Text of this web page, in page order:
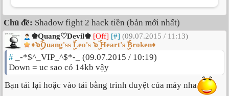
Chủ đề: Shadow fight 2 hack tiền (bản mới nhất)
♚Quang♡Devil♚ [Off] [#] (09.07.2015 / 11:13)
♦๖ۣۜQuang'ss ۣۜLeo's ๖ۣۜ Heart's ۣۜBroken♦
# _-*$^_VIP_^$*-_ (09.07.2015 / 10:19)
Down = uc sao có 14kb vậy
Bạn tải lại hoặc vào tải bằng trình duyệt của máy nha